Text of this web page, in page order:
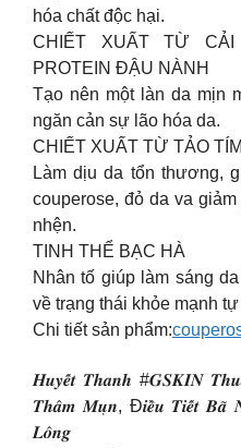
hóa chất độc hại.
CHIẾT XUẤT TỪ
PROTEIN ĐẬU NÀNH
Tạo nên một làn da mịn
ngăn cản sự lão hóa da.
CHIẾT XUẤT TỪ TẢO
Làm dịu da tổn thương,
couperose, đỏ da va
nhện.
TINH THỂ BẠC HÀ
Nhân tố giúp làm sáng
về trạng thái khỏe mạnh
Chi tiết sản phẩm:
𝑯𝒖𝒚𝒆̂́𝒕 𝑻𝒉𝒂𝒏𝒉 #𝑮𝑺𝑲𝑰𝑵
𝑻𝒉𝒂̂𝒎 𝑴𝒖̣𝒏, Đ𝒊𝒆̂̀𝒖 𝑻𝒊𝒆̂́𝒕
𝑳𝒐̂𝒏𝒈